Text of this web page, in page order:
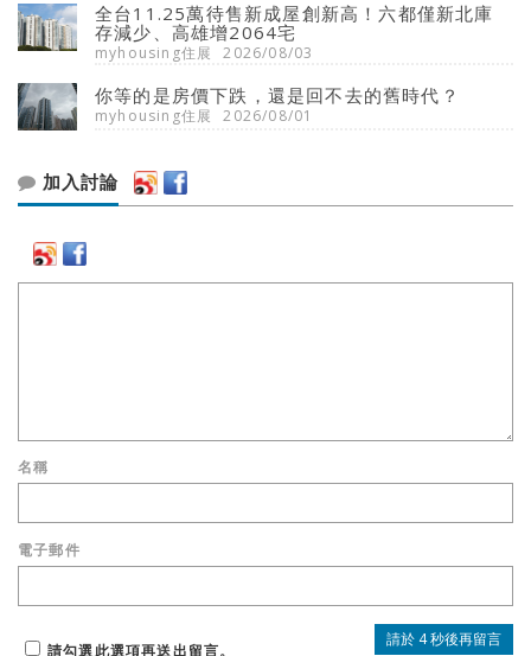
全台11.25萬待售新成屋創新高！六都僅新北庫
存減少、高雄增2064宅
myhousing住展 2026/08/03
你等的是房價下跌，還是回不去的舊時代？
myhousing住展 2026/08/01
加入討論
名稱
電子郵件
請勾選此選項再送出留言。